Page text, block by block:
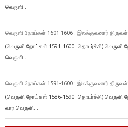
வெருளி...
வெருளி நோய்கள் 1601-1606 : இலக்குவனார்
(வெருளி நோய்கள் 1591-1600 :தொடர்ச்சி) வெருளி
வெருளி...
வெருளி நோய்கள் 1591-1600 : இலக்குவனார்
(வெருளி நோய்கள் 1586-1590 :தொடர்ச்சி)
வார வெருளி...